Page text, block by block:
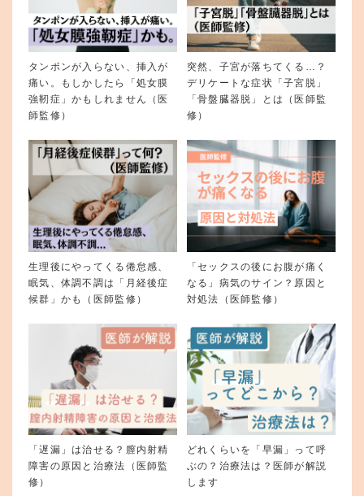
タンポンが入らない、挿入が
痛い。もしかしたら「処女膜
強靭症」かもしれません（医
師監修）
突然、子宮が落ちてくる…？
デリケートな症状「子宮脱」
「骨盤臓器脱」とは（医師監
修）
生理後にやってくる倦怠感、
眠気、体調不調は「月経後症
候群」かも（医師監修）
「セックスの後にお腹が痛く
なる」病気のサイン？原因と
対処法（医師監修）
「遅漏」は治せる？膣内射精
障害の原因と治療法（医師監
修）
どれくらいを「早漏」って呼
ぶの？治療法は？医師が解説
します